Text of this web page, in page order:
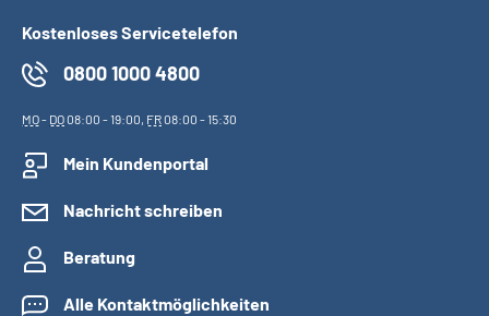
Kostenloses Servicetelefon
0800 1000 4800
MO- DO08:00 - 19:00, FR08:00 - 15:30
Mein Kundenportal
Nachricht schreiben
Beratung
Alle Kontaktmöglichkeiten